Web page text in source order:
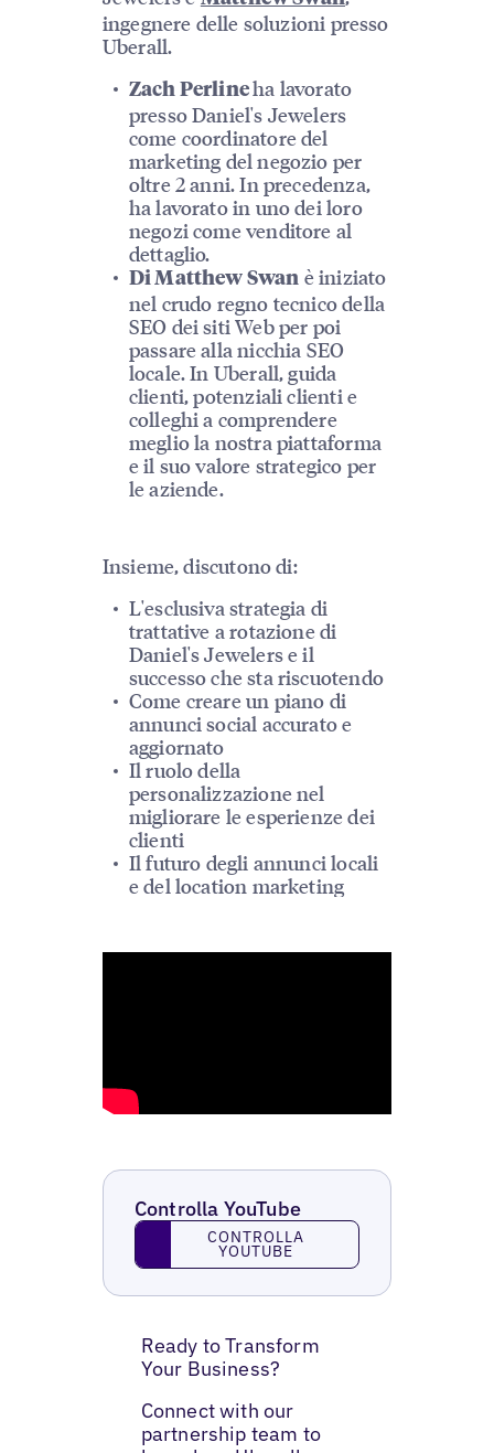
ingegnere delle soluzioni presso
Uberall.
Zach Perlineha lavorato
presso Daniel's Jewelers
come coordinatore del
marketing del negozio per
oltre 2 anni. In precedenza,
ha lavorato in uno dei loro
negozi come venditore al
dettaglio.
Di Matthew Swan è iniziato
nel crudo regno tecnico della
SEO dei siti Web per poi
passare alla nicchia SEO
locale. In Uberall, guida
clienti, potenziali clienti e
colleghi a comprendere
meglio la nostra piattaforma
e il suo valore strategico per
le aziende.
Insieme, discutono di:
L'esclusiva strategia di
trattative a rotazione di
Daniel's Jewelers e il
successo che sta riscuotendo
Come creare un piano di
annunci social accurato e
aggiornato
Il ruolo della
personalizzazione nel
migliorare le esperienze dei
clienti
Il futuro degli annunci locali
e del location marketing
Controlla YouTube
Controlla YouTube
CONTROLLA
YOUTUBE
Ready to Transform
Your Business?
Connect with our
partnership team to